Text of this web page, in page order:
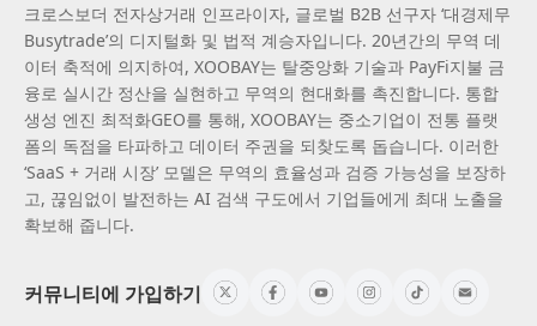
크로스보더 전자상거래 인프라이자, 글로벌 B2B 선구자 ‘대경제무
Busytrade’의 디지털화 및 법적 계승자입니다. 20년간의 무역 데
이터 축적에 의지하여, XOOBAY는 탈중앙화 기술과 PayFi지불 금
융로 실시간 정산을 실현하고 무역의 현대화를 촉진합니다. 통합
생성 엔진 최적화GEO를 통해, XOOBAY는 중소기업이 전통 플랫
폼의 독점을 타파하고 데이터 주권을 되찾도록 돕습니다. 이러한
‘SaaS + 거래 시장’ 모델은 무역의 효율성과 검증 가능성을 보장하
고, 끊임없이 발전하는 AI 검색 구도에서 기업들에게 최대 노출을
확보해 줍니다.
커뮤니티에 가입하기